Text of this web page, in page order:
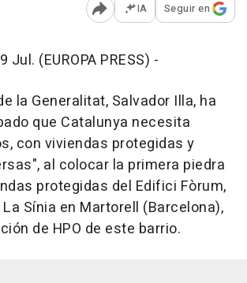
Abrir opciones para
IA Seguir en
Jul. (EUROPA PRESS) -
la Generalitat, Salvador Illa, ha
que Catalunya necesita
con viviendas protegidas y
al colocar la primera piedra
protegidas del Edifici Fòrum,
Sínia en Martorell (Barcelona),
de HPO de este barrio.